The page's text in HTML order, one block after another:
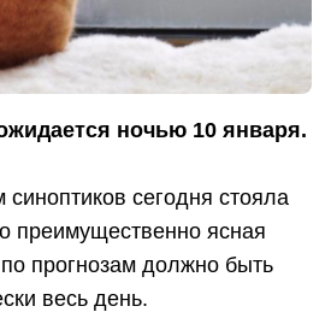
ночью 10 января.
синоптиков сегодня стояла
преимущественно ясная
прогнозам должно быть
весь день.